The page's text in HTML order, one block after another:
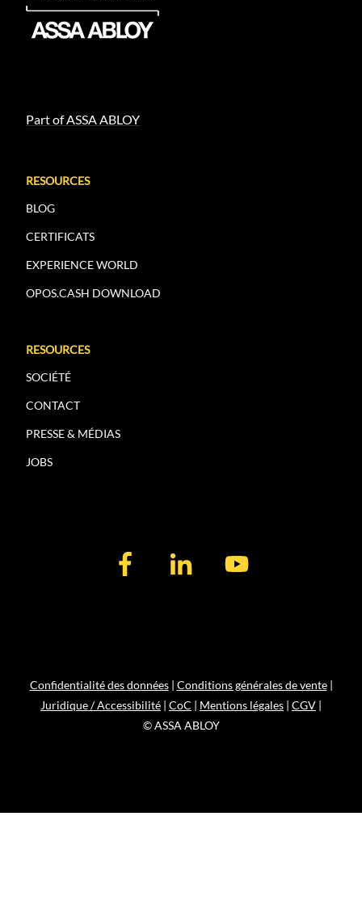
Part of ASSA ABLOY
RESOURCES
BLOG
CERTIFICATS
EXPERIENCE WORLD
OPOS.CASH DOWNLOAD
RESOURCES
SOCIÉTÉ
CONTACT
PRESSE & MÉDIAS
JOBS
Confidentialité des données| Conditions générales de vente|
Juridique / Accessibilité | CoC | Mentions légales | CGV |
© ASSA ABLOY